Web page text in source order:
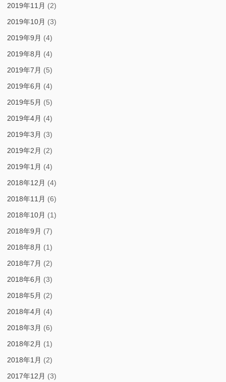
2019年11月 (2)
2019年10月 (3)
2019年9月 (4)
2019年8月 (4)
2019年7月 (5)
2019年6月 (4)
2019年5月 (5)
2019年4月 (4)
2019年3月 (3)
2019年2月 (2)
2019年1月 (4)
2018年12月 (4)
2018年11月 (6)
2018年10月 (1)
2018年9月 (7)
2018年8月 (1)
2018年7月 (2)
2018年6月 (3)
2018年5月 (2)
2018年4月 (4)
2018年3月 (6)
2018年2月 (1)
2018年1月 (2)
2017年12月 (3)